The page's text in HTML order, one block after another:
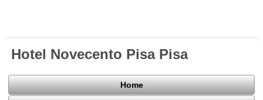
Hotel Novecento Pisa Pisa
Home